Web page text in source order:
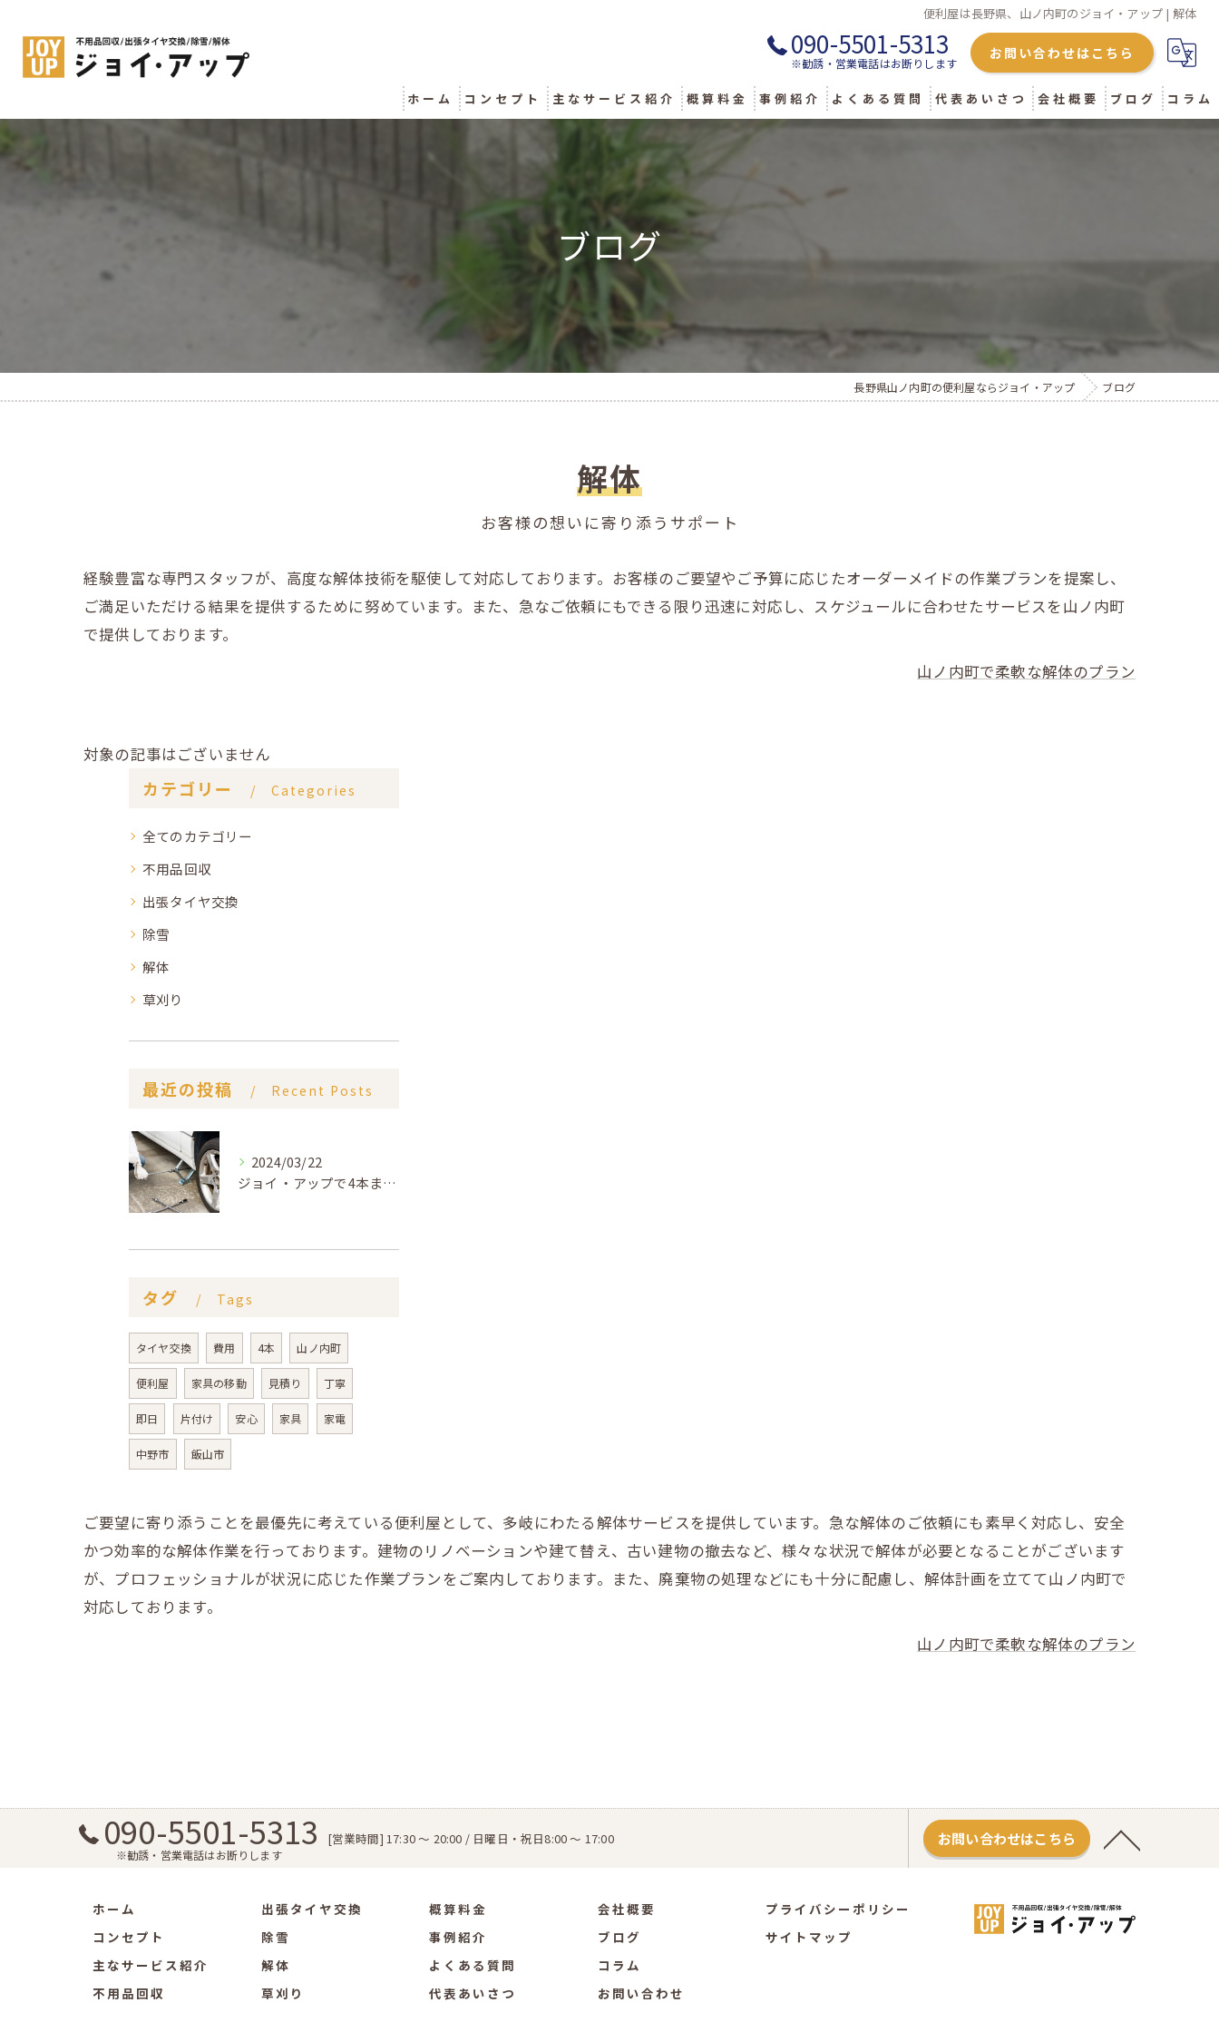
便利屋は長野県、山ノ内町のジョイ・アップ | 解体
090-5501-5313
※勧誘・営業電話はお断りします
お問い合わせはこちら
ホーム コンセプト 主なサービス紹介
不用品回収
出張タイヤ交換
除雪
草刈り
概算料金 事例紹介 よくある質問 代表あいさつ 会社概要 ブログ コラム
ブログ
長野県山ノ内町の便利屋ならジョイ・アップ ブログ
解体
お客様の想いに寄り添うサポート
経験豊富な専門スタッフが、高度な解体技術を駆使して対応しております。お客様のご要望やご予算に応じたオーダーメイドの作業プランを提案し、
ご満足いただける結果を提供するために努めています。また、急なご依頼にもできる限り迅速に対応し、スケジュールに合わせたサービスを山ノ内町
で提供しております。
山ノ内町で柔軟な解体のプラン
対象の記事はございません
カテゴリー Categories
全てのカテゴリー
不用品回収
出張タイヤ交換
除雪
解体
草刈り
最近の投稿 Recent Posts
2024/03/22
ジョイ・アップで4本まとめてタイヤ交換をするときは費用どれくらい？
タグ Tags
タイヤ交換 費用 4本 山ノ内町
便利屋 家具の移動 見積り 丁寧
即日 片付け 安心 家具 家電
中野市 飯山市
ご要望に寄り添うことを最優先に考えている便利屋として、多岐にわたる解体サービスを提供しています。急な解体のご依頼にも素早く対応し、安全
かつ効率的な解体作業を行っております。建物のリノベーションや建て替え、古い建物の撤去など、様々な状況で解体が必要となることがございます
が、プロフェッショナルが状況に応じた作業プランをご案内しております。また、廃棄物の処理などにも十分に配慮し、解体計画を立てて山ノ内町で
対応しております。
山ノ内町で柔軟な解体のプラン
090-5501-5313
※勧誘・営業電話はお断りします
[営業時間] 17:30 ～ 20:00 / 日曜日・祝日8:00 ～ 17:00 お問い合わせはこちら
ホーム
コンセプト
主なサービス紹介
不用品回収
出張タイヤ交換
除雪
解体
草刈り
概算料金
事例紹介
よくある質問
代表あいさつ
会社概要
ブログ
コラム
お問い合わせ
プライバシーポリシー
サイトマップ